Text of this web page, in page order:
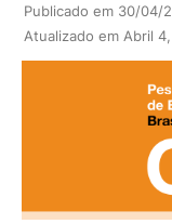
Publicado em 30/04/
Atualizado em Abril